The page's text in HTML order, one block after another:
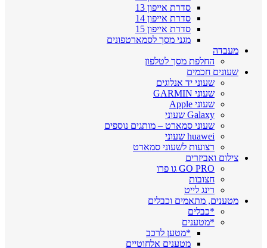
סדרת אייפון 13
סדרת אייפון 14
סדרת אייפון 15
מגני מסך לסמארטפונים
מעבדה
החלפת מסך לטלפון
שעונים חכמים
שעוני יד אנלוגים
שעוני GARMIN
שעוני Apple
Galaxy שעוני
שעוני סמארט – מותגים נוספים
huawei שעוני
רצועות לשעוני סמארט
צילום ואביזרים
GO PRO גו פרו
חצובות
רינג לייט
מטענים, מתאמים וכבלים
*כבלים
*מטענים
*מטען לרכב
מטענים אלחוטיים